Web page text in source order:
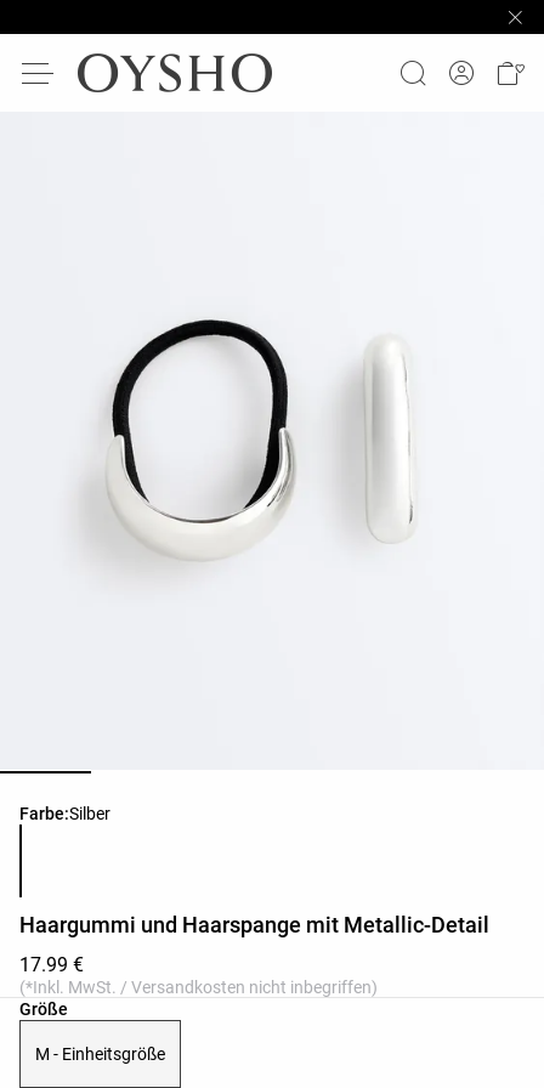
Farbe:Silber
Produktfarbliste
Haargummi und Haarspange mit Metallic-Detail
17.99 €
(*Inkl. MwSt. / Versandkosten nicht inbegriffen)
Größe
Produktgrößenliste
M - Einheitsgröße